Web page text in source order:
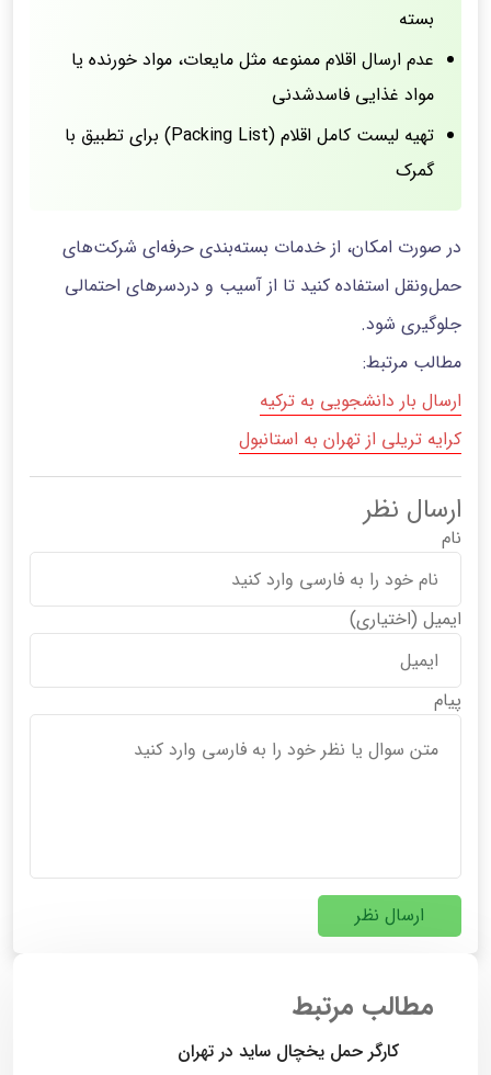
بسته
عدم ارسال اقلام ممنوعه مثل مایعات، مواد خورنده یا
مواد غذایی فاسدشدنی
تهیه لیست کامل اقلام (Packing List) برای تطبیق با
گمرک
در صورت امکان، از خدمات بسته‌بندی حرفه‌ای شرکت‌های
حمل‌ونقل استفاده کنید تا از آسیب و دردسرهای احتمالی
جلوگیری شود.
مطالب مرتبط:
ارسال بار دانشجویی به ترکیه
کرایه تریلی از تهران به استانبول
ارسال نظر
نام
ایمیل (اختیاری)
پیام
ارسال نظر
مطالب مرتبط
کارگر حمل یخچال ساید در تهران